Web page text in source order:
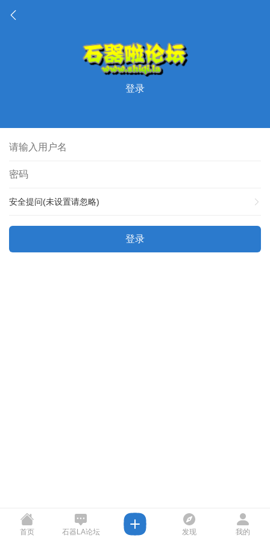
登录
安全提问(未设置请忽略)
登录
首页 石器LA论坛 发现 我的